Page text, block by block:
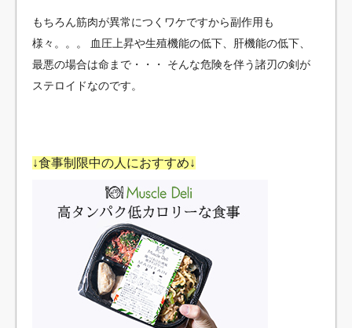
もちろん筋肉が異常につくワケですから副作用も
様々。。。
血圧上昇や生殖機能の低下、肝機能の低下、
最悪の場合は命まで・・・
そんな危険を伴う諸刃の剣が
ステロイドなのです。
↓食事制限中の人におすすめ↓